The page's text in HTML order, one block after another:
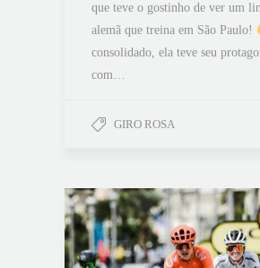
que teve o gostinho de ver um
alemã que treina em São Paulo!
consolidado, ela teve seu
com…
GIRO ROSA